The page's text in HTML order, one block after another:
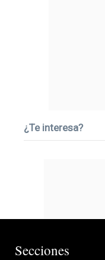
¿Te interesa?
Secciones